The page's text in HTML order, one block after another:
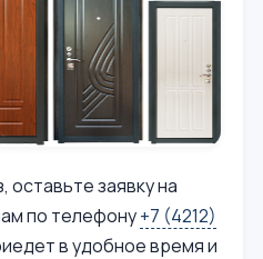
заявку на
по телефону+7 (4212)
в удобное время и